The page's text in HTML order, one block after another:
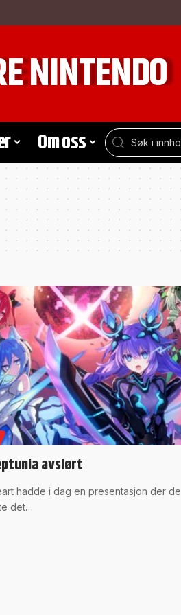
NINTENDO
Om oss
avslørt
hadde i dag en presentasjon der de
det…